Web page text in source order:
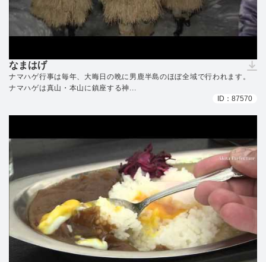
なまはげ
（ダウンロードできません）
ナマハゲ行事は毎年、大晦日の晩に男鹿半島のほぼ全域で行われます。
ナマハゲは真山・本山に鎮座する神...
ID：87570